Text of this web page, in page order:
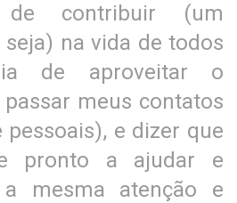
de contribuir (um
na vida de todos
de aproveitar o
meus contatos
e dizer que
pronto a ajudar e
mesma atenção e